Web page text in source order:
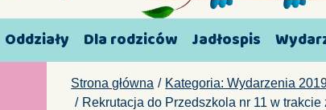
Oddziały Dla rodziców Jadłospis
Strona główna
Kategoria: Wydarzenia
Rekrutacja do Przedszkola nr 11 w